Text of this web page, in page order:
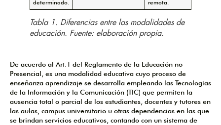
determinado.
remota.
Tabla 1. Diferencias entre las modalidades de
educación. Fuente: elaboración propia.
De acuerdo al Art.1 del Reglamento de la Educación no
Presencial, es una modalidad educativa cuyo proceso de
enseñanza aprendizaje se desarrolla empleando las Tecnologías
de la Información y la Comunicación (TIC) que permiten la
ausencia total o parcial de los estudiantes, docentes y tutores en
las aulas, campus universitario u otras dependencias en las que
se brindan servicios educativos, contando con un sistema de